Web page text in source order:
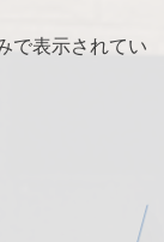
で表示されてい